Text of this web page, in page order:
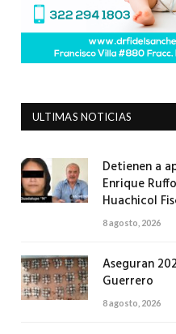
ULTIMAS NOTICIAS
Detienen a
Enrique
Huachicol
8 agosto, 2026
Aseguran
Guerrero
8 agosto, 2026